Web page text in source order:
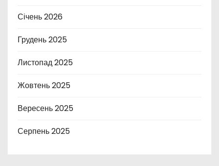
Січень 2026
Грудень 2025
Листопад 2025
Жовтень 2025
Вересень 2025
Серпень 2025